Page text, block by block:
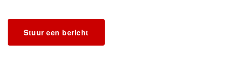
Stuur een bericht